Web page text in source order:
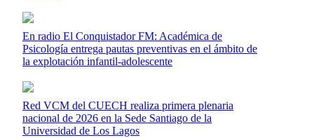
En radio El Conquistador FM: Académica de
Psicología entrega pautas preventivas en el ámbito de
la explotación infantil-adolescente
Red VCM del CUECH realiza primera plenaria
nacional de 2026 en la Sede Santiago de la
Universidad de Los Lagos